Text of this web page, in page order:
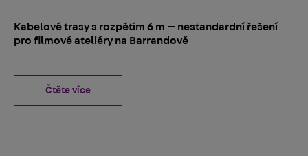
Kabelové trasy s rozpětím 6 m — nestandardní řešení
pro filmové ateliéry na Barrandově
Čtěte více